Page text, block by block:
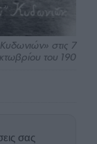
στις 7
του 190
σας